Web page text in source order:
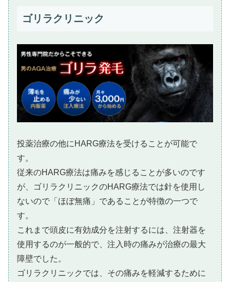
ゴリラクリニック
投薬治療の他にHARG療法を受けることが可能で
す。
従来のHARG療法は痛みを感じることが多いのです
が、ゴリラクリニックのHARG療法では針を使用し
ないので「ほぼ無痛」であることが特徴の一つで
す。
これまで頭皮に有効成分を注射するには、注射器を
使用するのが一般的で、注入時の痛みが治療の最大
障壁でした。
ゴリラクリニックでは、その痛みを軽減するために